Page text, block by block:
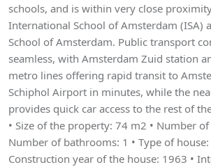
schools, and is within very close
International School of Amsterdam (ISA)
School of Amsterdam. Public transport
seamless, with Amsterdam Zuid station
metro lines offering rapid transit to
Schiphol Airport in minutes, while the
provides quick car access to the rest of
• Size of the property: 74 m2 • Number
Number of bathrooms: 1 • Type of
Construction year of the house: 1963 •